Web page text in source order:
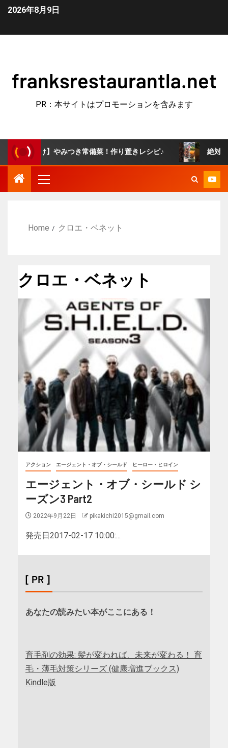
2026年8月9日
franksrestaurantla.net
PR：本サイトはプロモーションを含みます
け】やみつき常備菜！作り置きレシピ♪ 絶対うまいや
Home クロエ・ベネット
クロエ・ベネット
アクション エージェント・オブ・シールド ヒーロー・ヒロイン
エージェント・オブ・シールド シ
ーズン3 Part2
2022年9月22日 pikakichi2015@gmail.com
発売日2017-02-17 10:00:...
[ PR ]
あなたの読みたい本がここにある！
育毛剤の効果: 髪が変われば、未来が変わる！ 育
毛・薄毛対策シリーズ (健康増進ブックス)
Kindle版